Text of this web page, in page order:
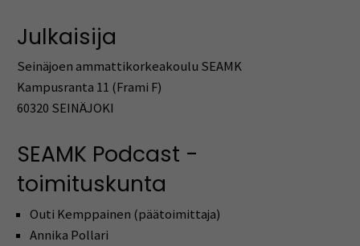
Julkaisija
Seinäjoen ammattikorkeakoulu SEAMK
Kampusranta 11 (Frami F)
60320 SEINÄJOKI
SEAMK Podcast -
toimituskunta
Outi Kemppainen (päätoimittaja)
Annika Pollari